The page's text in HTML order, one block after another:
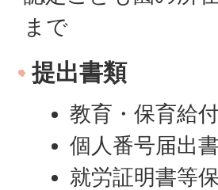
まで
提出書類
教育・保育給
個人番号届出書
就労証明書等